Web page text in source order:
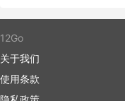
12Go
关于我们
使用条款